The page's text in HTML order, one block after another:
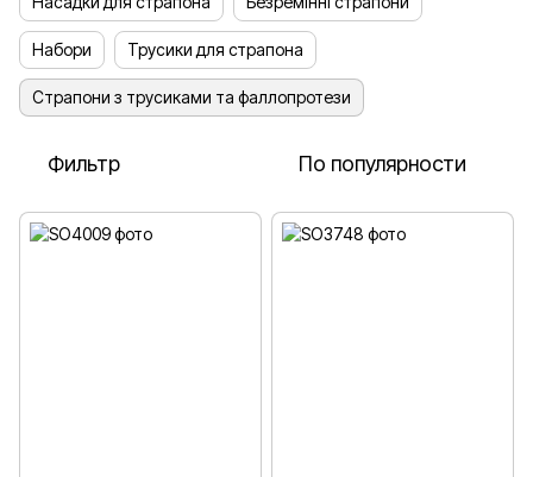
Набори Трусики для страпона
Страпони з трусиками та фаллопротези
Фильтр По популярности